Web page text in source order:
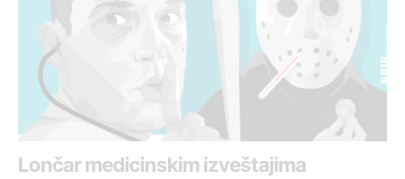
Lončar medicinskim izveštajima